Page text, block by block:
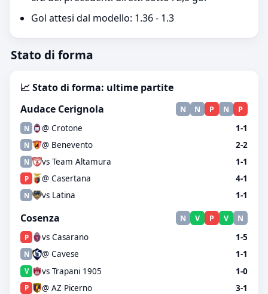
Gol attesi dal modello: 1.36 - 1.3
Stato di forma
📈 Stato di forma: ultime partite
Audace Cerignola
N N P N P
N @ Crotone 1-1
N @ Benevento 2-2
N vs Team Altamura 1-1
P @ Casertana 4-1
N vs Latina 1-1
Cosenza N V P V N
P vs Casarano 1-5
N @ Cavese 1-1
V vs Trapani 1905 1-0
P @ AZ Picerno 3-1